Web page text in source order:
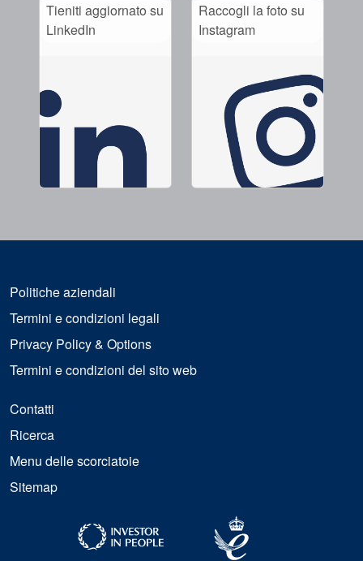
Tieniti aggiornato su
LinkedIn
Raccogli la foto su
Instagram
Politiche aziendali
Termini e condizioni legali
Privacy Policy & Options
Termini e condizioni del sito web
Contatti
Ricerca
Menu delle scorciatoie
Sitemap